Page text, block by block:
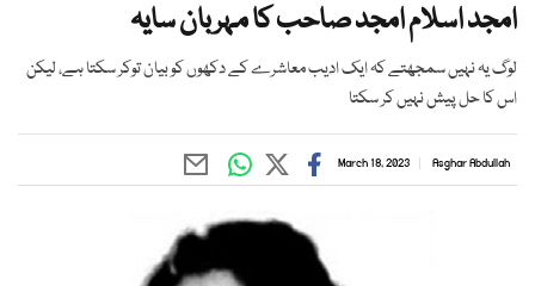
امجد اسلام امجد صاحب کا مہربان سایہ
لوگ یہ نہیں سمجھتے کہ ایک ادیب معاشرے کے دکھوں کو بیان توکر سکتا ہے، لیکن
اس کا حل پیش نہیں کر سکتا
Asghar Abdullah
March 18, 2023